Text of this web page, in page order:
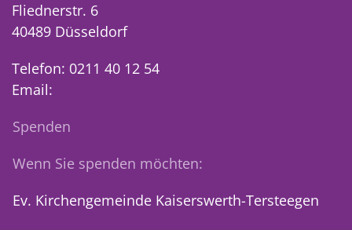
Fliednerstr. 6
40489 Düsseldorf
Telefon: 0211 40 12 54
Email:
Spenden
Wenn Sie spenden möchten:
Ev. Kirchengemeinde Kaiserswerth-Tersteegen